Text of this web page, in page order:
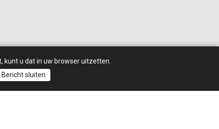
kunt u dat in uw browser uitzetten.
Bericht sluiten